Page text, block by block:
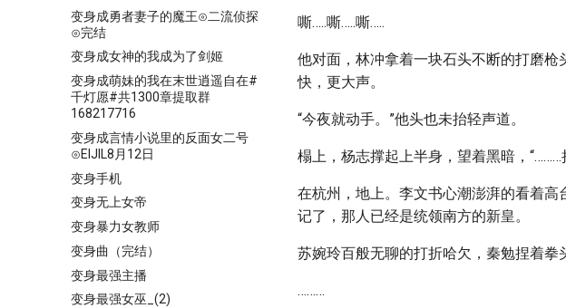
变身成勇者妻子的魔王⊙二流侦探
⊙完结
变身成女神的我成为了剑姬
变身成萌妹的我在末世逍遥自在#
千灯愿#共1300章提取群
168217716
变身成言情小说里的反面女二号
⊙EIJIL8月12日
变身手机
变身无上女帝
变身暴力女教师
变身曲（完结）
变身最强主播
变身最强女巫_(2)
嘶…..嘶…..嘶…..
他对面，林冲拿着一块石头不断的打磨
快，更大声。
“今夜就动手。”他头也未抬轻声道。
榻上，杨志撑起上半身，望着黑暗，“………
在杭州，地上。李文书心潮澎湃的看着
记了，那人已经是统领南方的新皇。
苏婉玲百般无聊的打折哈欠，秦勉捏着拳
………